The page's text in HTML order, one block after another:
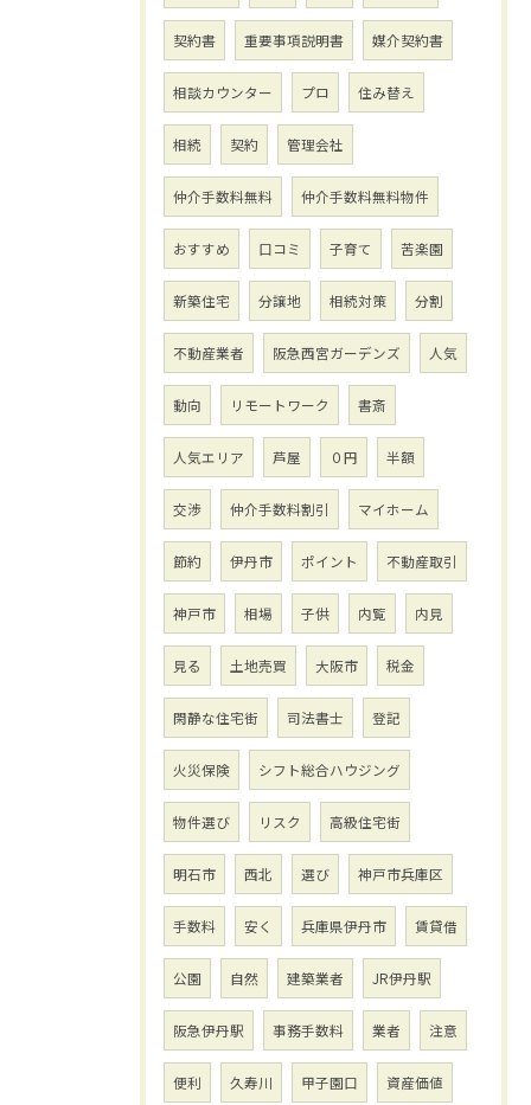
契約書 重要事項説明書 媒介契約書
相談カウンター プロ 住み替え
相続 契約 管理会社
仲介手数料無料 仲介手数料無料物件
おすすめ 口コミ 子育て 苦楽園
新築住宅 分譲地 相続対策 分割
不動産業者 阪急西宮ガーデンズ 人気
動向 リモートワーク 書斎
人気エリア 芦屋 ０円 半額
交渉 仲介手数料割引 マイホーム
節約 伊丹市 ポイント 不動産取引
神戸市 相場 子供 内覧 内見
見る 土地売買 大阪市 税金
閑静な住宅街 司法書士 登記
火災保険 シフト総合ハウジング
物件選び リスク 高級住宅街
明石市 西北 選び 神戸市兵庫区
手数料 安く 兵庫県伊丹市 賃貸借
公園 自然 建築業者 JR伊丹駅
阪急伊丹駅 事務手数料 業者 注意
便利 久寿川 甲子園口 資産価値